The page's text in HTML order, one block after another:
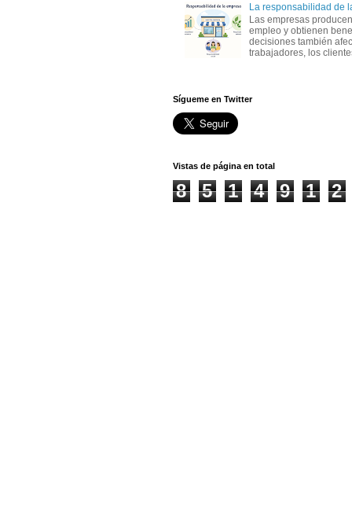
La responsabilidad de
Las empresas
empleo y obtienen
decisiones también
trabajadores, los
Sígueme en Twitter
Vistas de página en total
8 5 1 4 9 1 2